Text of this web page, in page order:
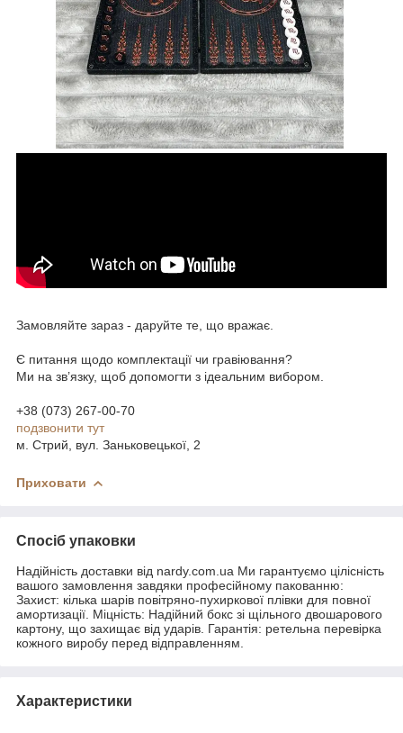
Замовляйте зараз - даруйте те, що вражає.
Є питання щодо комплектації чи гравіювання?
Ми на зв’язку, щоб допомогти з ідеальним вибором.
+38 (073) 267-00-70
подзвонити тут
м. Стрий, вул. Заньковецької, 2
Приховати
Спосіб упаковки
Надійність доставки від nardy.com.ua Ми гарантуємо цілісність
вашого замовлення завдяки професійному пакованню:
Захист: кілька шарів повітряно-пухиркової плівки для повної
амортизації. Міцність: Надійний бокс зі щільного двошарового
картону, що захищає від ударів. Гарантія: ретельна перевірка
кожного виробу перед відправленням.
Характеристики